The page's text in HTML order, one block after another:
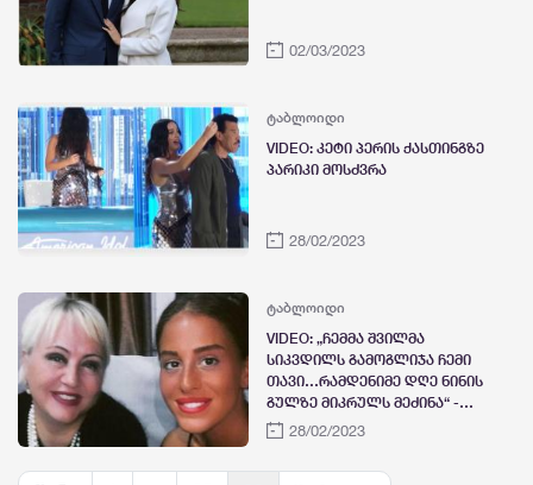
02/03/2023
ტაბლოიდი
VIDEO: კეტი პერის ქასთინგზე
პარიკი მოსძვრა
28/02/2023
ტაბლოიდი
VIDEO: „ჩემმა შვილმა
სიკვდილს გამოგლიჯა ჩემი
თავი…რამდენიმე დღე ნინის
გულზე მიკრულს მეძინა“ -
ხათუნა ჟორდანია
28/02/2023